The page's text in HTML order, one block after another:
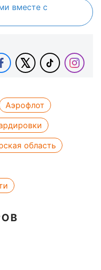
вместе с
Аэрофлот
область